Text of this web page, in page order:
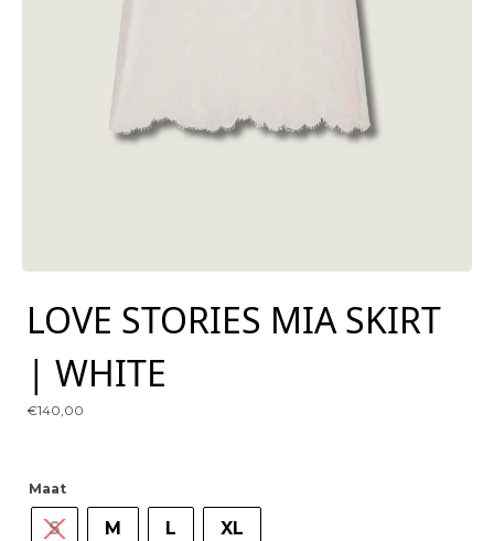
LOVE STORIES MIA SKIRT
| WHITE
€140,00
Maat
S M L XL